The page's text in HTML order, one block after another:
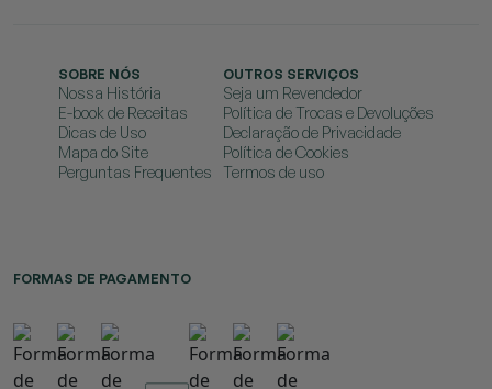
SOBRE NÓS
Nossa História
E-book de Receitas
Dicas de Uso
Mapa do Site
Perguntas Frequentes
OUTROS SERVIÇOS
Seja um Revendedor
Política de Trocas e Devoluções
Declaração de Privacidade
Política de Cookies
Termos de uso
FORMAS DE PAGAMENTO